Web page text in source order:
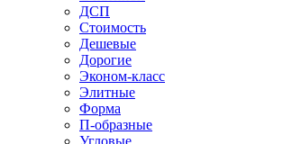
ДСП
Стоимость
Дешевые
Дорогие
Эконом-класс
Элитные
Форма
П-образные
Угловые